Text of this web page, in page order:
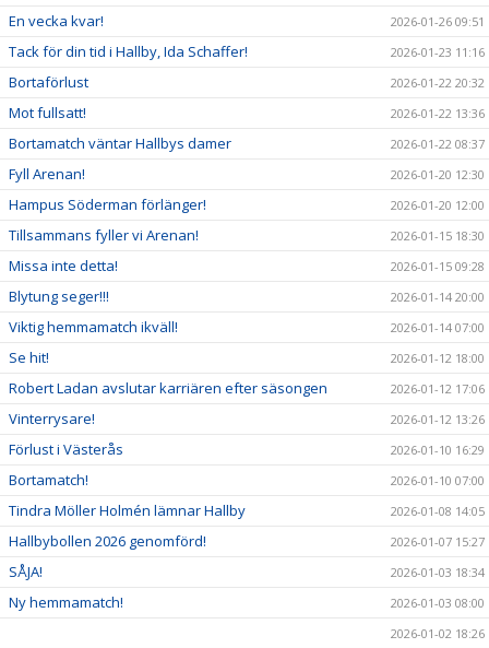
En vecka kvar! 2026-01-26 09:51
Tack för din tid i Hallby, Ida Schaffer! 2026-01-23 11:16
Bortaförlust 2026-01-22 20:32
Mot fullsatt! 2026-01-22 13:36
Bortamatch väntar Hallbys damer 2026-01-22 08:37
Fyll Arenan! 2026-01-20 12:30
Hampus Söderman förlänger! 2026-01-20 12:00
Tillsammans fyller vi Arenan! 2026-01-15 18:30
Missa inte detta! 2026-01-15 09:28
Blytung seger!!! 2026-01-14 20:00
Viktig hemmamatch ikväll! 2026-01-14 07:00
Se hit! 2026-01-12 18:00
Robert Ladan avslutar karriären efter säsongen 2026-01-12 17:06
Vinterrysare! 2026-01-12 13:26
Förlust i Västerås 2026-01-10 16:29
Bortamatch! 2026-01-10 07:00
Tindra Möller Holmén lämnar Hallby 2026-01-08 14:05
Hallbybollen 2026 genomförd! 2026-01-07 15:27
SÅJA! 2026-01-03 18:34
Ny hemmamatch!
2026-01-03 08:00
2026-01-02 18:26